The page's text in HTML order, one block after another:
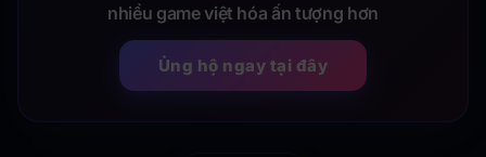
nhiều game việt hóa ấn tượng hơn
Ủng hộ ngay tại đây